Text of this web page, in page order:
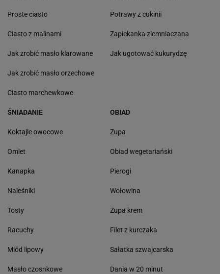
Proste ciasto
Ciasto z malinami
Jak zrobić masło klarowane
Jak zrobić masło orzechowe
Ciasto marchewkowe
Potrawy z cukinii
Zapiekanka ziemniaczana
Jak ugotować kukurydzę
ŚNIADANIE
Koktajle owocowe
Omlet
Kanapka
Naleśniki
Tosty
Racuchy
Miód lipowy
Masło czosnkowe
OBIAD
Zupa
Obiad wegetariański
Pierogi
Wołowina
Zupa krem
Filet z kurczaka
Sałatka szwajcarska
Dania w 20 minut